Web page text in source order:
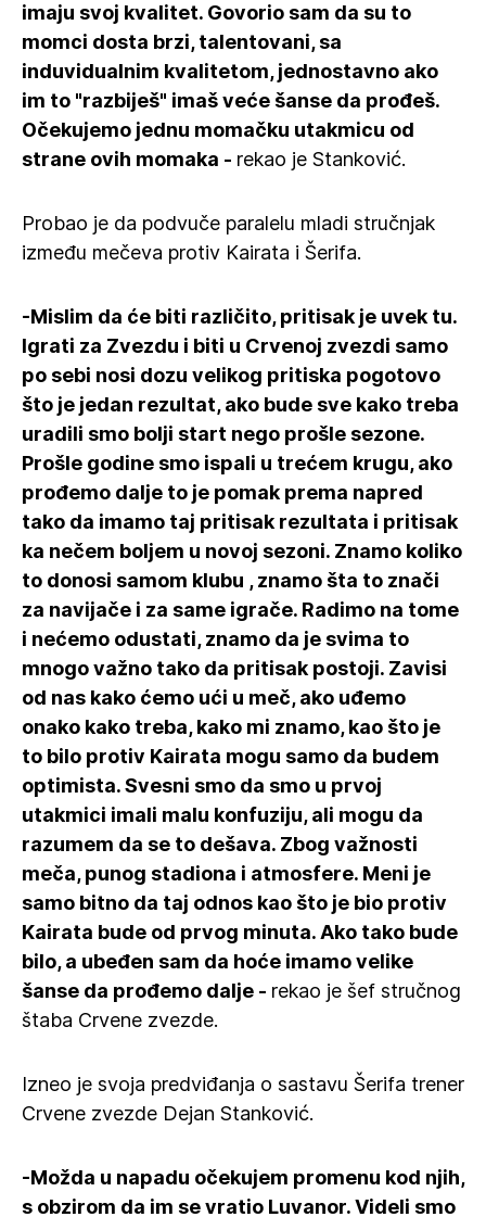
imaju svoj kvalitet. Govorio sam da su to
momci dosta brzi, talentovani, sa
induvidualnim kvalitetom, jednostavno ako
im to "razbiješ" imaš veće šanse da prođeš.
Očekujemo jednu momačku utakmicu od
strane ovih momaka - rekao je Stanković.
Probao je da podvuče paralelu mladi stručnjak
između mečeva protiv Kairata i Šerifa.
-Mislim da će biti različito, pritisak je uvek tu.
Igrati za Zvezdu i biti u Crvenoj zvezdi samo
po sebi nosi dozu velikog pritiska pogotovo
što je jedan rezultat, ako bude sve kako treba
uradili smo bolji start nego prošle sezone.
Prošle godine smo ispali u trećem krugu, ako
prođemo dalje to je pomak prema napred
tako da imamo taj pritisak rezultata i pritisak
ka nečem boljem u novoj sezoni. Znamo koliko
to donosi samom klubu , znamo šta to znači
za navijače i za same igrače. Radimo na tome
i nećemo odustati, znamo da je svima to
mnogo važno tako da pritisak postoji. Zavisi
od nas kako ćemo ući u meč, ako uđemo
onako kako treba, kako mi znamo, kao što je
to bilo protiv Kairata mogu samo da budem
optimista. Svesni smo da smo u prvoj
utakmici imali malu konfuziju, ali mogu da
razumem da se to dešava. Zbog važnosti
meča, punog stadiona i atmosfere. Meni je
samo bitno da taj odnos kao što je bio protiv
Kairata bude od prvog minuta. Ako tako bude
bilo, a ubeđen sam da hoće imamo velike
šanse da prođemo dalje - rekao je šef stručnog
štaba Crvene zvezde.
Izneo je svoja predviđanja o sastavu Šerifa trener
Crvene zvezde Dejan Stanković.
-Možda u napadu očekujem promenu kod njih,
s obzirom da im se vratio Luvanor. Videli smo